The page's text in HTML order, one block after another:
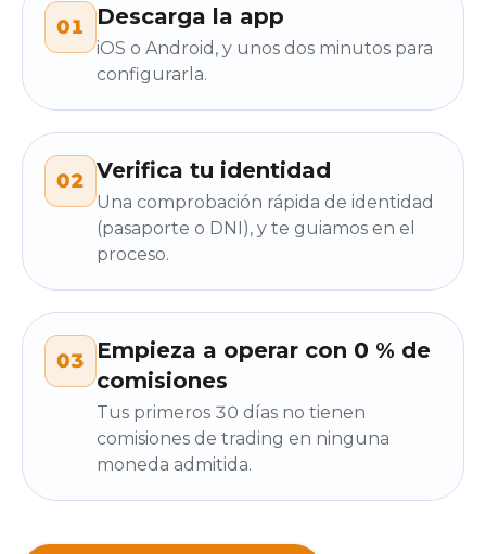
01 Descarga la app
iOS o Android, y unos dos minutos para
configurarla.
02 Verifica tu identidad
Una comprobación rápida de identidad
(pasaporte o DNI), y te guiamos en el
proceso.
03
Empieza a operar con 0 % de
comisiones
Tus primeros 30 días no tienen
comisiones de trading en ninguna
moneda admitida.